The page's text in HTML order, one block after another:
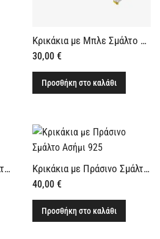
Κρικάκια με Μπλε Σμάλτο Μικρά Ασήμι 925
30,00 €
Προσθήκη στο καλάθι
Κρικάκια με Γαλάζιο Σμάλτο Ασήμι 925 Κρικάκια με Πράσινο Σμάλτο Ασήμι 925
40,00 €
Προσθήκη στο καλάθι